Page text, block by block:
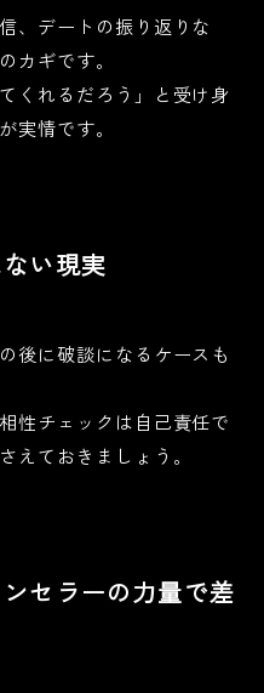
、デートの振り返りな
カギです。
くれるだろう」と受け身
実情です。
い現実
後に破談になるケースも
性チェックは自己責任で
えておきましょう。
セラーの力量で差